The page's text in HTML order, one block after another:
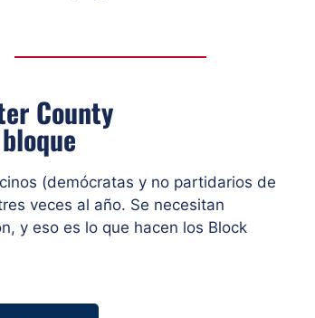
County
(demócratas y no partidarios de
veces al año. Se necesitan
y eso es lo que hacen los Block